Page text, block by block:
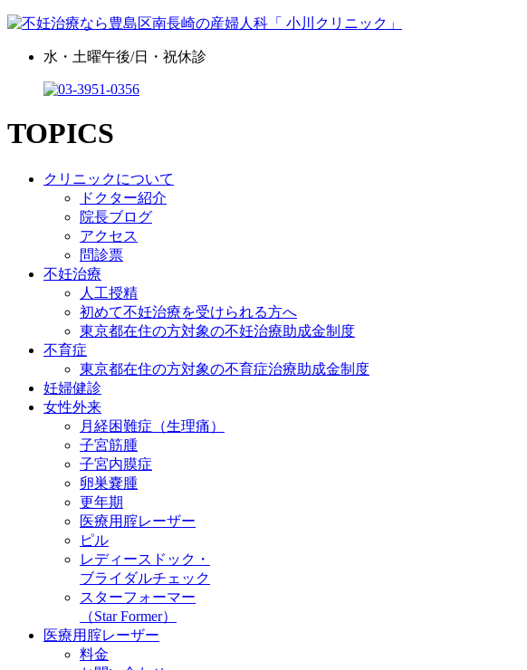
水・土曜午後/日・祝休診
TOPICS
クリニックについて
ドクター紹介
院長ブログ
アクセス
問診票
不妊治療
人工授精
初めて不妊治療を受けられる方へ
東京都在住の方対象の不妊治療助成金制度
不育症
東京都在住の方対象の不育症治療助成金制度
妊婦健診
女性外来
月経困難症（生理痛）
子宮筋腫
子宮内膜症
卵巣嚢腫
更年期
医療用腟レーザー
ピル
レディースドック・
ブライダルチェック
スターフォーマー
（Star Former）
医療用腟レーザー
料金